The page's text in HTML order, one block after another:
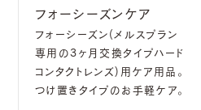
フォーシーズンケア
フォーシーズン(メルスプラン
専用の3ヶ月交換タイプハード
コンタクトレンズ)用ケア用品。
つけ置きタイプのお手軽ケア。